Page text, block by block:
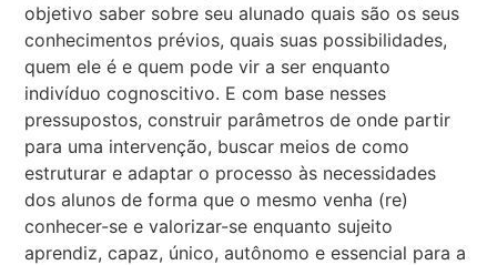
objetivo saber sobre seu alunado quais são os seus
conhecimentos prévios, quais suas possibilidades,
quem ele é e quem pode vir a ser enquanto
indivíduo cognoscitivo. E com base nesses
pressupostos, construir parâmetros de onde partir
para uma intervenção, buscar meios de como
estruturar e adaptar o processo às necessidades
dos alunos de forma que o mesmo venha (re)
conhecer-se e valorizar-se enquanto sujeito
aprendiz, capaz, único, autônomo e essencial para a